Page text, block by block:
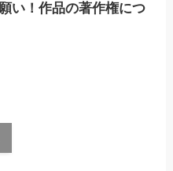
い！作品の著作権につ